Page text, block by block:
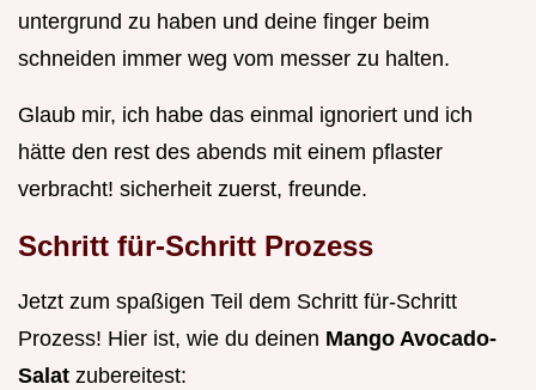
untergrund zu haben und deine finger beim
schneiden immer weg vom messer zu halten.
Glaub mir, ich habe das einmal ignoriert und ich
hätte den rest des abends mit einem pflaster
verbracht! sicherheit zuerst, freunde.
Schritt für-Schritt Prozess
Jetzt zum spaßigen Teil dem Schritt für-Schritt
Prozess! Hier ist, wie du deinen Mango Avocado-
Salat zubereitest: